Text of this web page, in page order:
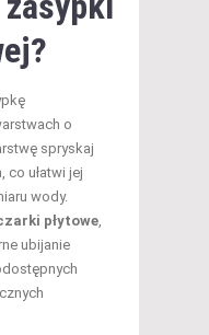
o
spryskaj
co ułatwi jej
wody.
płytowe
ubijanie